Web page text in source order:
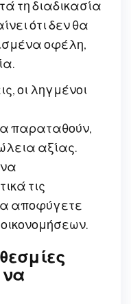
τη διαδικασία
ότι δεν θα
οφέλη,
οι ληγμένοι
παραταθούν,
αξίας.
τις
αποφύγετε
να